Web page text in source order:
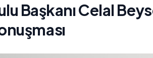
Başkanı Celal